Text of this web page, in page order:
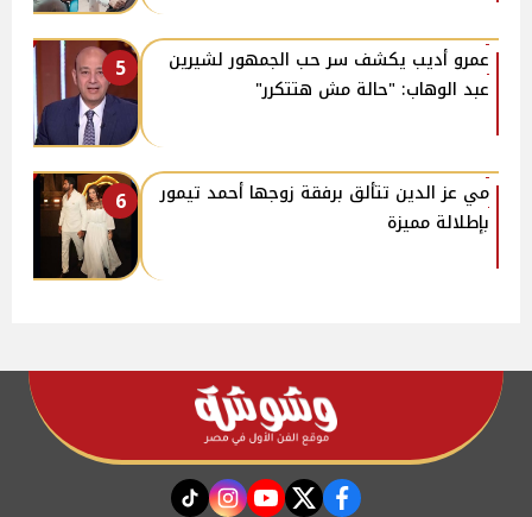
5
عمرو أديب يكشف سر حب الجمهور لشيرين
عبد الوهاب: "حالة مش هتتكرر"
6
مي عز الدين تتألق برفقة زوجها أحمد تيمور
بإطلالة مميزة
facebook
twitter
youtube
instagram
tiktok